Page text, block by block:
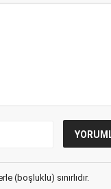
(boşluklu) sınırlıdır.